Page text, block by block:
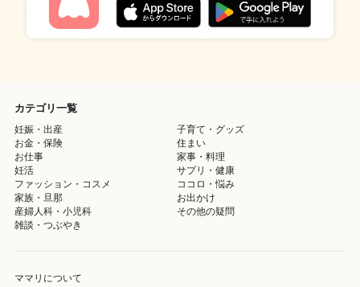
カテゴリ一覧
妊娠・出産
子育て・グッズ
お金・保険
住まい
お仕事
家事・料理
妊活
サプリ・健康
ファッション・コスメ
ココロ・悩み
家族・旦那
お出かけ
産婦人科・小児科
その他の疑問
雑談・つぶやき
ママリについて